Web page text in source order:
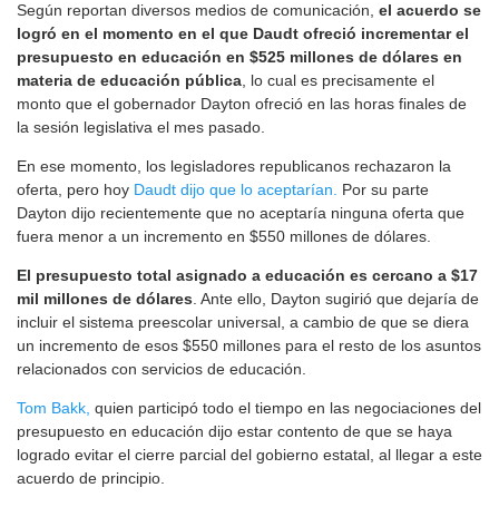
Según reportan diversos medios de comunicación, el acuerdo se
logró en el momento en el que Daudt ofreció incrementar el
presupuesto en educación en $525 millones de dólares en
materia de educación pública, lo cual es precisamente el
monto que el gobernador Dayton ofreció en las horas finales de
la sesión legislativa el mes pasado.
En ese momento, los legisladores republicanos rechazaron la
oferta, pero hoy Daudt dijo que lo aceptarían. Por su parte
Dayton dijo recientemente que no aceptaría ninguna oferta que
fuera menor a un incremento en $550 millones de dólares.
El presupuesto total asignado a educación es cercano a $17
mil millones de dólares. Ante ello, Dayton sugirió que dejaría de
incluir el sistema preescolar universal, a cambio de que se diera
un incremento de esos $550 millones para el resto de los asuntos
relacionados con servicios de educación.
Tom Bakk, quien participó todo el tiempo en las negociaciones del
presupuesto en educación dijo estar contento de que se haya
logrado evitar el cierre parcial del gobierno estatal, al llegar a este
acuerdo de principio.